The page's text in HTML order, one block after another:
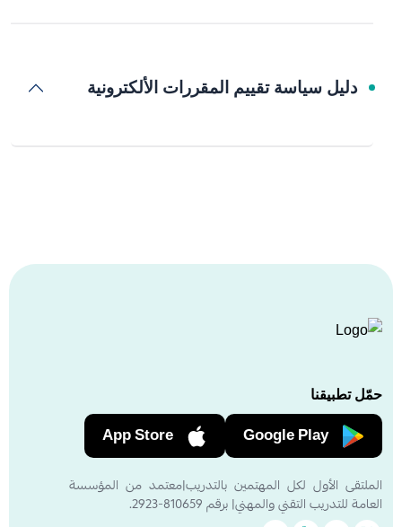
دليل سياسة تقييم المقررات الألكترونية
حمّل تطبيقنا
Google Play
App Store
الملتقى الأول لكل المهتمين بالتدريب|معتمد من المؤسسة
العامة للتدريب التقني والمهني| برقم 810659-2923.